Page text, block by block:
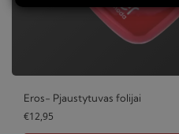
Eros- Pjaustytuvas folijai
€12,95